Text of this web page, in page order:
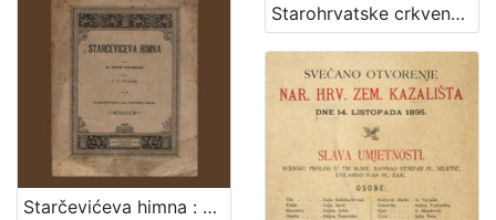
Starčevićeva himna : op. 189 / uglasbio F. S. Vilhar ; spjevao dr. August Harambašić
Starohrvatske crkvene popijevke / ukajdio ih, harmonizovao i tekstove im priudesio Vjenceslav Novak